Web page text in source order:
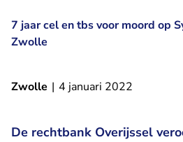
7 jaar cel en tbs voor moord op
Zwolle
Zwolle | 4 januari 2022
De rechtbank Overijssel